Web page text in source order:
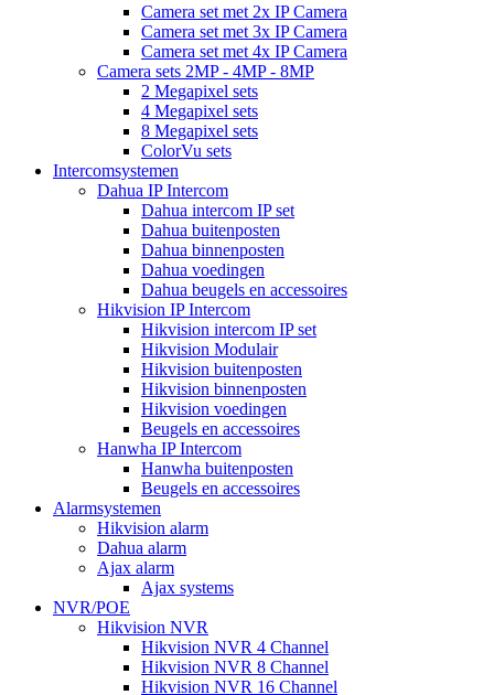
Camera set met 2x IP Camera
Camera set met 3x IP Camera
Camera set met 4x IP Camera
Camera sets 2MP - 4MP - 8MP
2 Megapixel sets
4 Megapixel sets
8 Megapixel sets
ColorVu sets
Intercomsystemen
Dahua IP Intercom
Dahua intercom IP set
Dahua buitenposten
Dahua binnenposten
Dahua voedingen
Dahua beugels en accessoires
Hikvision IP Intercom
Hikvision intercom IP set
Hikvision Modulair
Hikvision buitenposten
Hikvision binnenposten
Hikvision voedingen
Beugels en accessoires
Hanwha IP Intercom
Hanwha buitenposten
Beugels en accessoires
Alarmsystemen
Hikvision alarm
Dahua alarm
Ajax alarm
Ajax systems
NVR/POE
Hikvision NVR
Hikvision NVR 4 Channel
Hikvision NVR 8 Channel
Hikvision NVR 16 Channel